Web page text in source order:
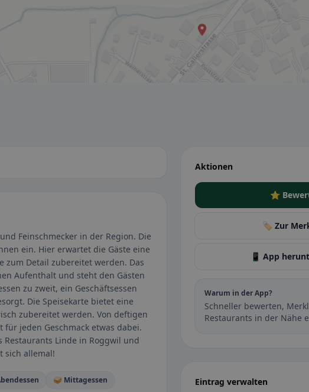
Feinschmecker in der Region. Die
ein. Hier erwartet die Gäste eine
zum Detail zubereitet werden. Das
Aufenthalt und steht den Gästen
zu zweit, ein Geschäftsessen
Die Speisekarte bietet eine
zubereitet werden. Von deftigen
jeden Geschmack etwas dabei.
Linde in Roggwil und
sich allemal!
🥪 Mittagessen
Aktionen
⭐
🏷️ Zur
📱 App
Warum in der App?
Schneller bewerten,
Restaurants in der Nähe
Eintrag verwalten